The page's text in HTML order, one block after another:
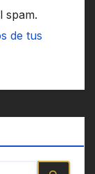
spam.
de tus